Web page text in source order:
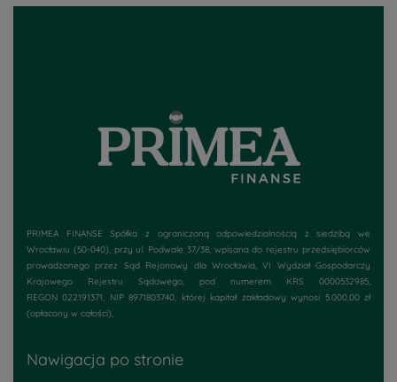
PRIMEA FINANSE Spółka z ograniczoną odpowiedzialnością z siedzibą we
Wrocławiu (50-040), przyul. Podwale 37/38, wpisana do rejestru przedsiębiorców
prowadzonego przez Sąd Rejonowy dla Wrocławia, VI Wydział Gospodarczy
Krajowego Rejestru Sądowego, pod numerem KRS 0000532985,
REGON 022191371, NIP 8971803740, której kapitał zakładowy wynosi 5.000,00 zł
(opłacony w całości),
Nawigacja po stronie